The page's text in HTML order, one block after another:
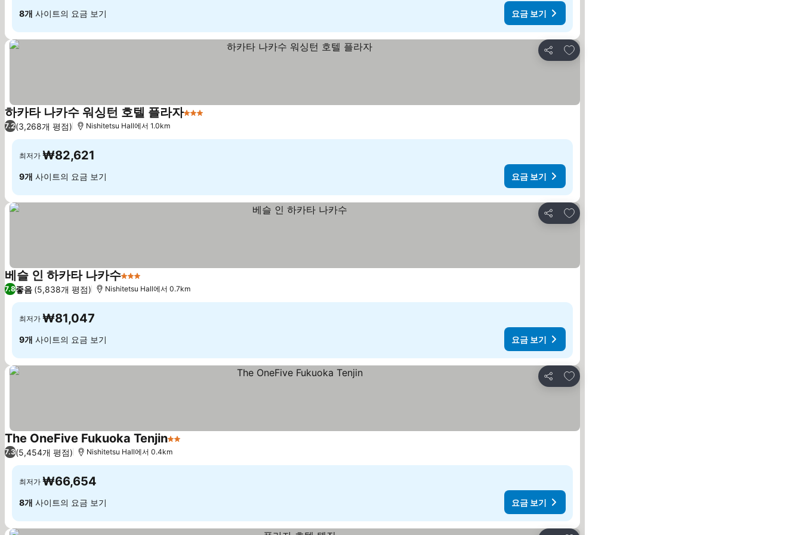
8개 사이트의 요금 보기 요금 보기
공유
즐겨찾기에 추가
하카타 나카수 워싱턴 호텔 플라자3 성급
7.2(3,268개 평점) Nishitetsu Hall에서 1.0km
최저가 ₩82,621
9개 사이트의 요금 보기 요금 보기
공유
즐겨찾기에 추가
베슬 인 하카타 나카수3 성급
7.8좋음 (5,838개 평점) Nishitetsu Hall에서 0.7km
최저가 ₩81,047
9개 사이트의 요금 보기 요금 보기
공유
즐겨찾기에 추가
The OneFive Fukuoka Tenjin2 성급
7.3(5,454개 평점) Nishitetsu Hall에서 0.4km
최저가 ₩66,654
8개 사이트의 요금 보기 요금 보기